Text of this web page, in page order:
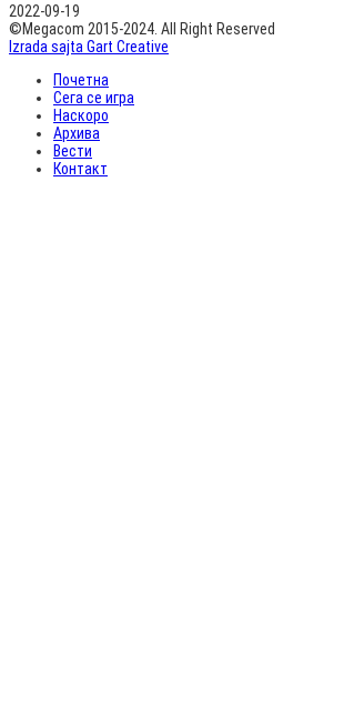
2022-09-19
©Megacom 2015-2024. All Right Reserved
Izrada sajta Gart Creative
Почетна
Сега се игра
Наскоро
Архива
Вести
Контакт